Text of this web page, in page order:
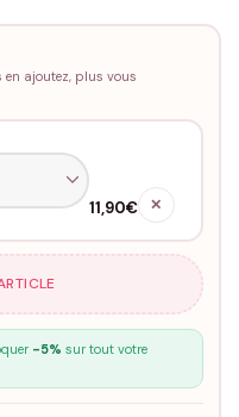
en ajoutez, plus vous
11,90€ ✕
-5% sur tout votre